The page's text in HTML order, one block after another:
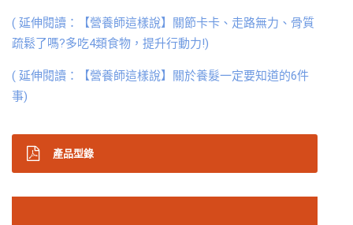
( 延伸閱讀：【營養師這樣說】關節卡卡、走路無力、骨質
疏鬆了嗎?多吃4類食物，提升行動力!)
( 延伸閱讀：【營養師這樣說】關於養髮一定要知道的6件
事)
產品型錄